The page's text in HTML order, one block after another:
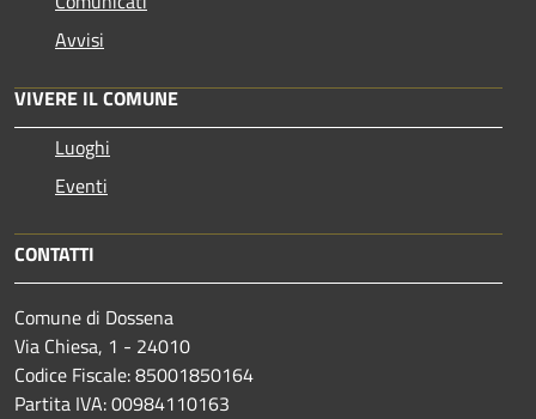
Avvisi
VIVERE IL COMUNE
Luoghi
Eventi
CONTATTI
Comune di Dossena
Via Chiesa, 1 - 24010
Codice Fiscale: 85001850164
Partita IVA: 00984110163